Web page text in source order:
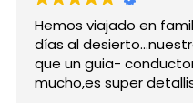
viajado en famila
desierto...nuestro guía,
guia- conductor ..nos ha
super detallista y